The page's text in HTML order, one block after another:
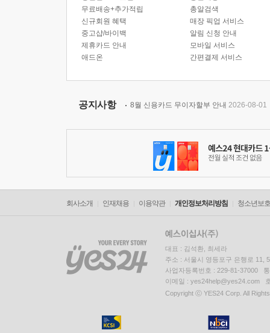
무료배송+추가적립
신규회원 혜택
중고샵/바이백
제휴카드 안내
애드온
총알검색
매장 픽업 서비스
알림 신청 안내
모바일 서비스
간편결제 서비스
공지사항 8월 신용카드 무이자할부 안내 2026-08-01
회사소개 인재채용 이용약관 개인정보처리방침 청소년보
대표 : 김석환, 최세라
주소 : 서울시 영등포구 은행로 11,
사업자등록번호 : 229-81-37000
이메일 : yes24help@yes24.com
Copyright ⓒ YES24 Corp. All